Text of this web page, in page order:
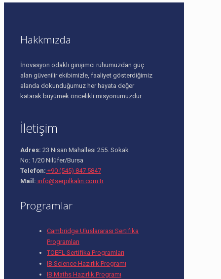
Hakkmızda
İnovasyon odaklı girişimci ruhumuzdan güç
alan güvenilir ekibimizle, faaliyet gösterdiğimiz
alanda dokunduğumuz her hayata değer
katarak büyümek öncelikli misyonumuzdur.
İletişim
Adres: 23 Nisan Mahallesi 255. Sokak
No: 1/20 Nilüfer/Bursa
Telefon: +90 (545) 847 5847
Mail: info@serpilkalin.com.tr
Programlar
Cambridge Uluslararası Sertifika
Programları
TOEFL Sertifika Programları
IB Science Hazırlık Programı
IB Maths Hazırlık Programı